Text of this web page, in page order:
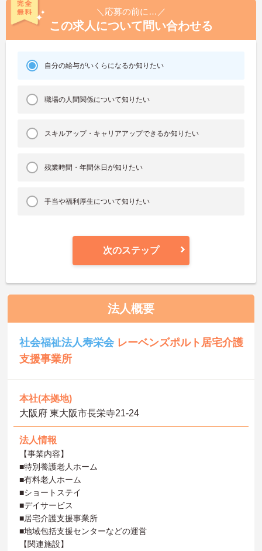
＼応募の前に…／
この求人について問い合わせる
自分の給与がいくらになるか知りたい
職場の人間関係について知りたい
スキルアップ・キャリアアップできるか知りたい
残業時間・年間休日が知りたい
手当や福利厚生について知りたい
次のステップ
法人概要
社会福祉法人寿栄会 レーベンズポルト居宅介護
支援事業所
本社(本拠地)
大阪府 東大阪市長栄寺21‐24
法人情報
【事業内容】
■特別養護老人ホーム
■有料老人ホーム
■ショートステイ
■デイサービス
■居宅介護支援事業所
■地域包括支援センターなどの運営
【関連施設】